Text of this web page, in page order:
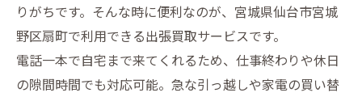
りがちです。そんな時に便利なのが、宮城県仙台市宮城
野区扇町で利用できる出張買取サービスです。
電話一本で自宅まで来てくれるため、仕事終わりや休日
の隙間時間でも対応可能。急な引っ越しや家電の買い替